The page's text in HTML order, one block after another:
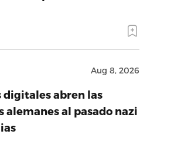
Aug 8, 2026
digitales abren las
alemanes al pasado nazi